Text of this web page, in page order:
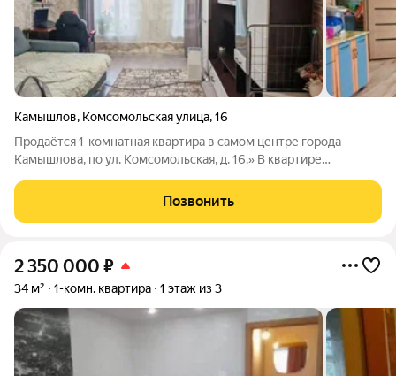
Камышлов, Комсомольская улица,16
Продаётся 1-комнатная квартира в самом центре города
Камышлова, по ул. Комсомольская, д. 16.» В квартире
натяжные. Санузел совмещён. Отопление
Позвонить
2 350 000 ₽
34 м² 1-комн. квартира 1 этаж из 3